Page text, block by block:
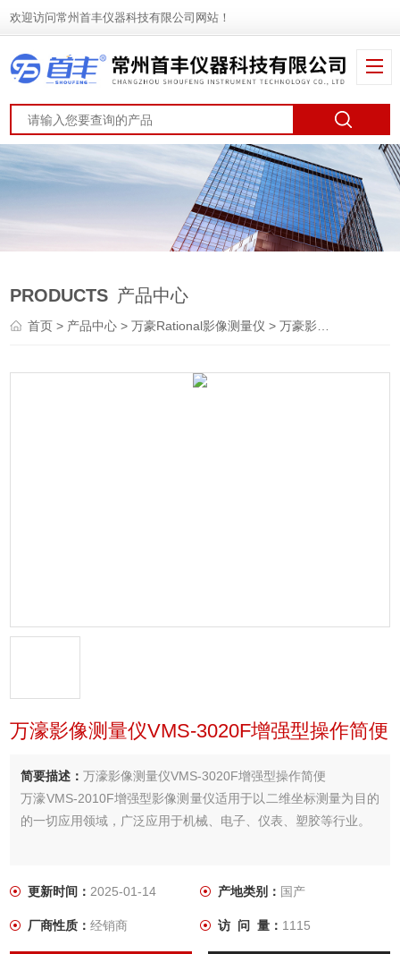
欢迎访问常州首丰仪器科技有限公司网站！
PRODUCTS 产品中心
首页> 产品中心 >万豪Rational影像测量仪 >万豪影像仪
万濠影像测量仪VMS-3020F增强型操作简便
简要描述：万濠影像测量仪VMS-3020F增强型操作简便
万濠VMS-2010F增强型影像测量仪适用于以二维坐标测量为目的
的一切应用领域，广泛应用于机械、电子、仪表、塑胶等行业。
更新时间：2025-01-14 产地类别： 国产
厂商性质：经销商 访 问 量： 1115